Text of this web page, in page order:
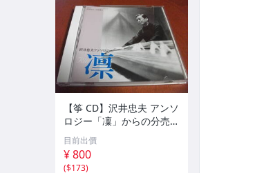
【筝 CD】沢井忠夫 アンソ
ロジー「凜」からの分売
沢井忠夫 作品集 第三集
“光る海”（限定販売） 200
1
目前出價
¥ 800
($173)